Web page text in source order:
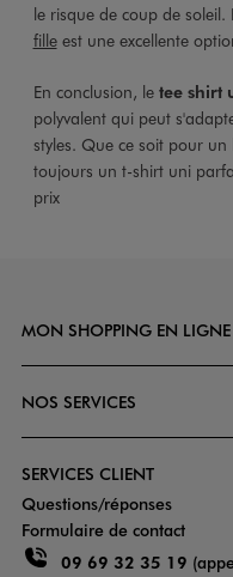
le risque de coup de
filleest une excellente
En conclusion, le tee shirt
polyvalent qui peut
styles. Que ce soit pour
toujours un t-shirt uni
prix
MON SHOPPING EN LIGNE
NOS SERVICES
SERVICES CLIENT
Questions/réponses
Formulaire de contact
09 69 32 35 19